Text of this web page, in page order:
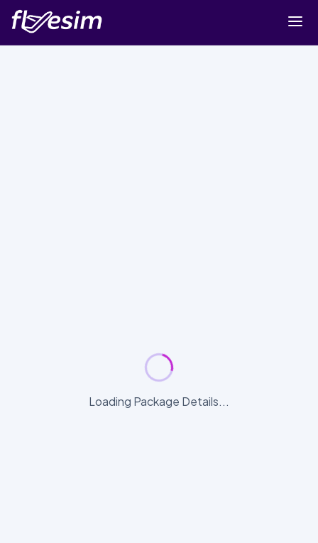
Loading Package Details...